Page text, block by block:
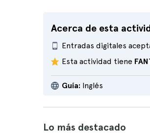
Acerca de esta
Entradas digitales
Esta actividad tiene
Guía: Inglés
Lo más destacado